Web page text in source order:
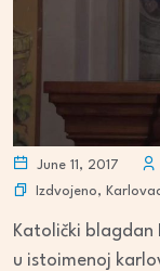
June 11, 2017
Izdvojeno,
Katolički blagdan
u istoimenoj